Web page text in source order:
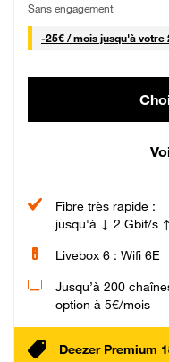
Sans engagement
-25€ / mois25 € par mois
jusqu'à votre
Fibre très rapide :
jusqu'à ↓ 2 Gbit/s
Livebox 6 : Wifi 6E
Jusqu’à 200
option à 5€/mois
Deezer Premium